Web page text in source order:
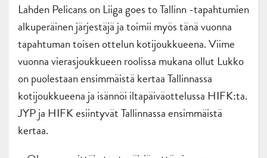
Lahden Pelicans on Liiga goes to Tallinn -tapahtumien
alkuperäinen järjestäjä ja toimii myös tänä vuonna
tapahtuman toisen ottelun kotijoukkueena. Viime
vuonna vierasjoukkueen roolissa mukana ollut Lukko
on puolestaan ensimmäistä kertaa Tallinnassa
kotijoukkueena ja isännöi iltapäiväottelussa HIFK:ta.
JYP ja HIFK esiintyvät Tallinnassa ensimmäistä
kertaa.